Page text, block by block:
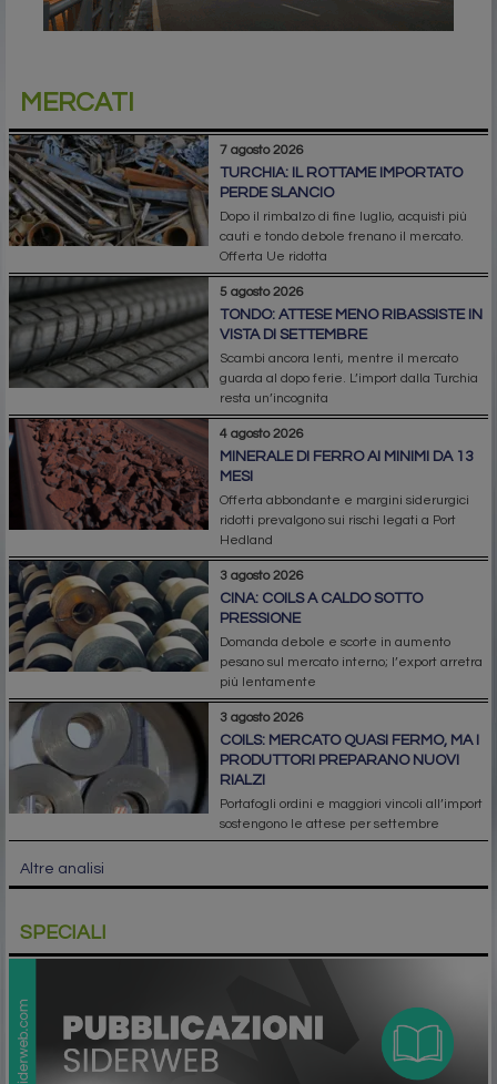
MERCATI
7 agosto 2026
TURCHIA: IL ROTTAME IMPORTATO
PERDE SLANCIO
Dopo il rimbalzo di fine luglio, acquisti più
cauti e tondo debole frenano il mercato.
Offerta Ue ridotta
5 agosto 2026
TONDO: ATTESE MENO RIBASSISTE IN
VISTA DI SETTEMBRE
Scambi ancora lenti, mentre il mercato
guarda al dopo ferie. L’import dalla Turchia
resta un’incognita
4 agosto 2026
MINERALE DI FERRO AI MINIMI DA 13
MESI
Offerta abbondante e margini siderurgici
ridotti prevalgono sui rischi legati a Port
Hedland
3 agosto 2026
CINA: COILS A CALDO SOTTO
PRESSIONE
Domanda debole e scorte in aumento
pesano sul mercato interno; l’export arretra
più lentamente
3 agosto 2026
COILS: MERCATO QUASI FERMO, MA I
PRODUTTORI PREPARANO NUOVI
RIALZI
Portafogli ordini e maggiori vincoli all’import
sostengono le attese per settembre
Altre analisi
SPECIALI